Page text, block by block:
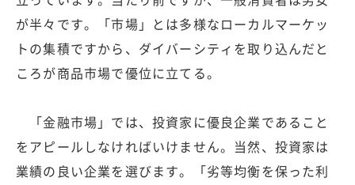
が半々です。「市場」とは多様なローカルマーケッ
トの集積ですから、ダイバーシティを取り込んだと
ころが商品市場で優位に立てる。
「金融市場」では、投資家に優良企業であること
をアピールしなければいけません。当然、投資家は
業績の良い企業を選びます。「劣等均衡を保った利